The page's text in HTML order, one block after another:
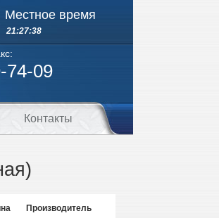
Местное время
21:27:38
74-09
Контакты
Производитель